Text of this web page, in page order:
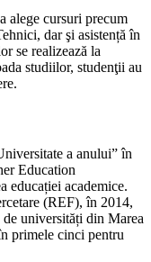
alege cursuri precum
dar şi asistență în
se realizează la
studiilor, studenţii au
a anului” în
Education
educației academice.
(REF), în 2014,
universități din Marea
primele cinci pentru